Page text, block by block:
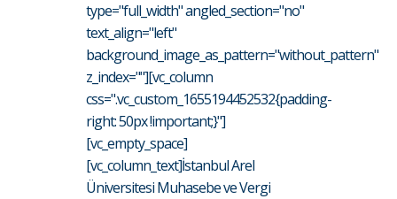
type="full_width" angled_section="no"
text_align="left"
background_image_as_pattern="without_pattern"
z_index=""][vc_column
css=".vc_custom_1655194452532{padding-
right: 50px !important;}"]
[vc_empty_space]
[vc_column_text]İstanbul Arel
Üniversitesi Muhasebe ve Vergi